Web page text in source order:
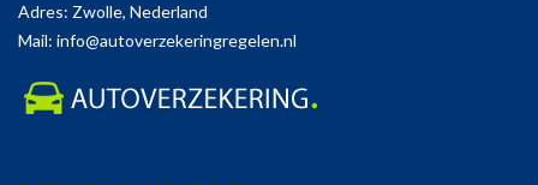
Adres: Zwolle, Nederland
Mail: info@autoverzekeringregelen.nl